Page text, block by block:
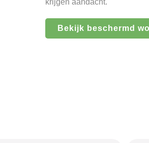
krijgen aandacht.
Bekijk beschermd